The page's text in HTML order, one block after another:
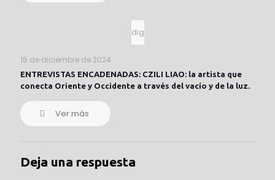
dig
15 de diciembre de 2024
ENTREVISTAS ENCADENADAS: CZILI LIAO: la artista que
conecta Oriente y Occidente a través del vacío y de la luz.
Ver más
Deja una respuesta